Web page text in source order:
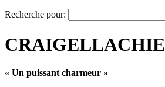
Recherche pour:
CRAIGELLACHIE
« Un puissant charmeur »